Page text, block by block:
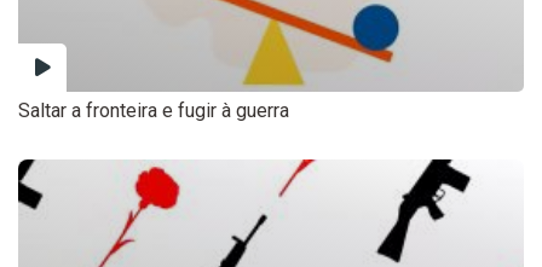
Saltar a fronteira e fugir à guerra